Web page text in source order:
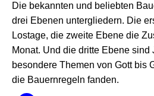
Die bekannten und beliebten
drei Ebenen untergliedern. Die
Lostage, die zweite Ebene die
Monat. Und die dritte Ebene sind
besondere Themen von Gott bis
die Bauernregeln fanden.